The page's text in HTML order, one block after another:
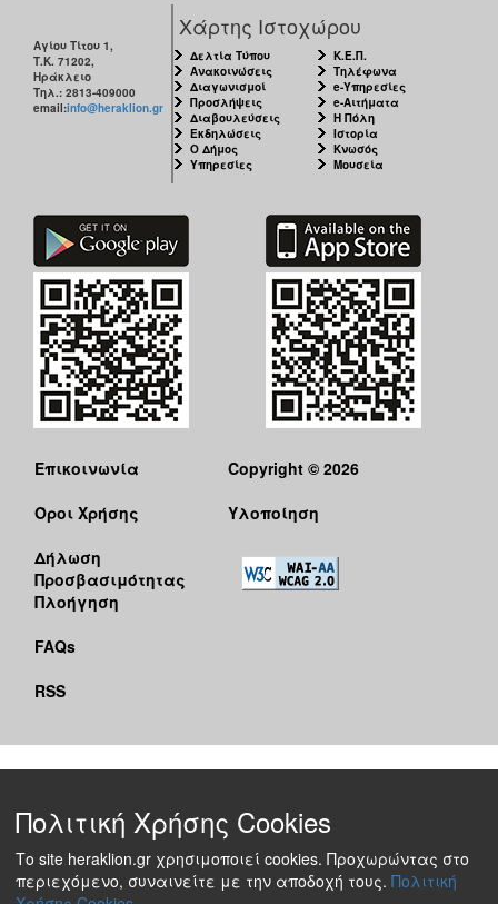
Αγίου Τίτου 1,
Τ.Κ. 71202,
Ηράκλειο
Τηλ.: 2813-409000
email:info@heraklion.gr
Χάρτης Ιστοχώρου
Δελτία Τύπου
Ανακοινώσεις
Διαγωνισμοί
Προσλήψεις
Διαβουλεύσεις
Εκδηλώσεις
Ο Δήμος
Υπηρεσίες
Κ.Ε.Π.
Τηλέφωνα
e-Υπηρεσίες
e-Αιτήματα
Η Πόλη
Ιστορία
Κνωσός
Μουσεία
Επικοινωνία
Όροι Χρήσης
Δήλωση
Προσβασιμότητας
Πλοήγηση
FAQs
RSS
Copyright © 2026
Υλοποίηση
Πολιτική Χρήσης Cookies
Το site heraklion.gr χρησιμοποιεί cookies. Προχωρώντας στο
περιεχόμενο, συναινείτε με την αποδοχή τους. Πολιτική